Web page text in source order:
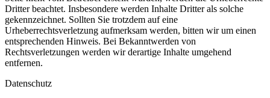
Dritter beachtet. Insbesondere werden Inhalte Dritter als solche
gekennzeichnet. Sollten Sie trotzdem auf eine
Urheberrechtsverletzung aufmerksam werden, bitten wir um einen
entsprechenden Hinweis. Bei Bekanntwerden von
Rechtsverletzungen werden wir derartige Inhalte umgehend
entfernen.
Datenschutz